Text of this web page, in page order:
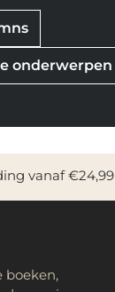
onderwerpen
vanaf €24,99
boeken,